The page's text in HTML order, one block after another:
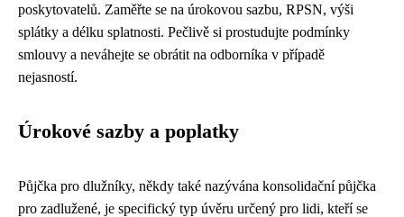
poskytovatelů. Zaměřte se na úrokovou sazbu, RPSN, výši
splátky a délku splatnosti. Pečlivě si prostudujte podmínky
smlouvy a neváhejte se obrátit na odborníka v případě
nejasností.
Úrokové sazby a poplatky
Půjčka pro dlužníky, někdy také nazývána konsolidační půjčka
pro zadlužené, je specifický typ úvěru určený pro lidi, kteří se